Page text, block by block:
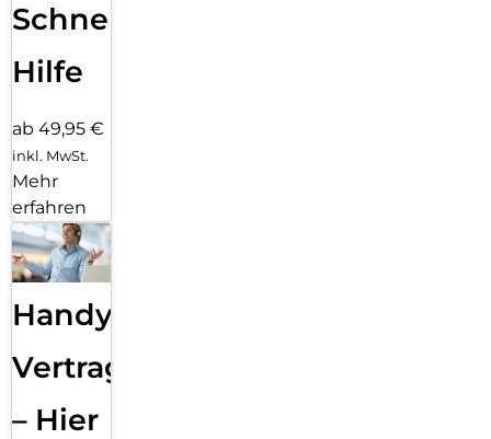
Schnelle
Hilfe
ab 49,95 €
inkl. MwSt.
Mehr
erfahren
Handy
Vertragsabwicklung
– Hier